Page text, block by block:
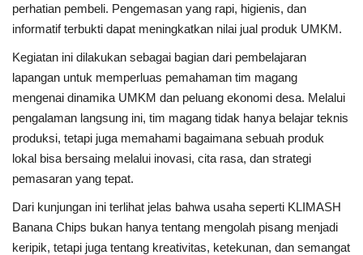
perhatian pembeli. Pengemasan yang rapi, higienis, dan
informatif terbukti dapat meningkatkan nilai jual produk UMKM.
Kegiatan ini dilakukan sebagai bagian dari pembelajaran
lapangan untuk memperluas pemahaman tim magang
mengenai dinamika UMKM dan peluang ekonomi desa. Melalui
pengalaman langsung ini, tim magang tidak hanya belajar teknis
produksi, tetapi juga memahami bagaimana sebuah produk
lokal bisa bersaing melalui inovasi, cita rasa, dan strategi
pemasaran yang tepat.
Dari kunjungan ini terlihat jelas bahwa usaha seperti KLIMASH
Banana Chips bukan hanya tentang mengolah pisang menjadi
keripik, tetapi juga tentang kreativitas, ketekunan, dan semangat